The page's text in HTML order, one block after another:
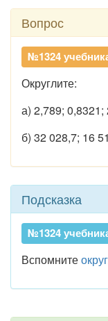
Вопрос
№1324
Округлите:
а) 2,789;
б) 32 028,7; 16
Подсказка
№1324
Вспомните